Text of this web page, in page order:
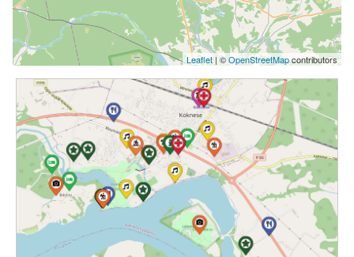
Leaflet | ©OpenStreetMapcontributors